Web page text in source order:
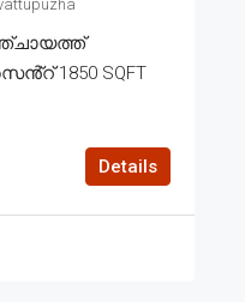
1850 SQFT
Details